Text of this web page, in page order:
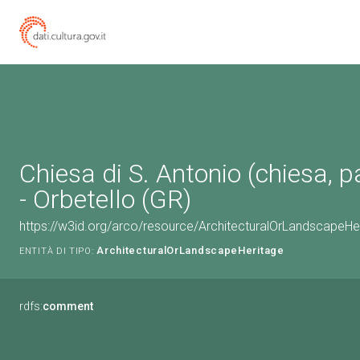
Chiesa di S. Antonio (chiesa,
- Orbetello (GR)
https://w3id.org/arco/resource/
ENTITÀ DI TIPO: ArchitecturalOrLandscapeHeritage
rdfs:comment